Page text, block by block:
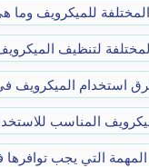
للميكرويف وما
لتنظيف
استخدام الميكرويف
المناسب
التي يجب